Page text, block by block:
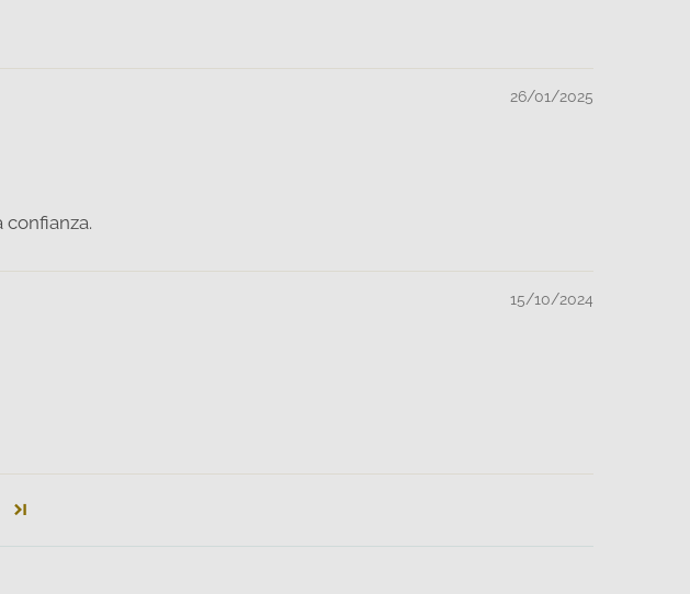
26/01/2025
15/10/2024